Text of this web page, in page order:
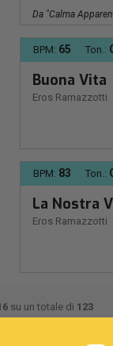
Da "Calma
BPM: 65 Ton.:
Buona Vita
Eros Ramazzotti
BPM: 83 Ton.:
La Nostra
Eros Ramazzotti
su un totale di 123